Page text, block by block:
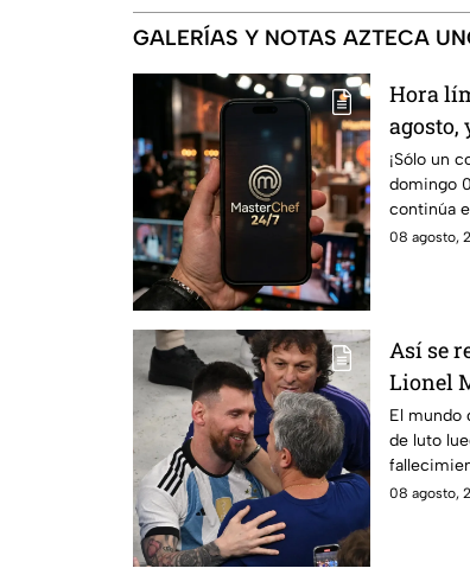
GALERÍAS Y NOTAS AZTECA
Hora
agosto,
de
¡Sólo un
domingo
continúa
08 agosto,
Así se
Lionel
El mundo
de luto
08 agosto,